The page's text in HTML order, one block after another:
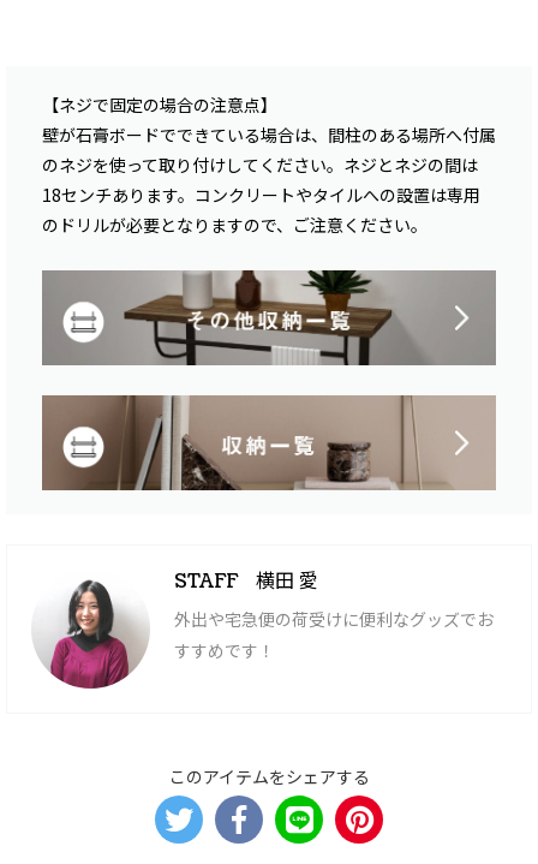
【ネジで固定の場合の注意点】
壁が石膏ボードでできている場合は、間柱のある場所へ付属
のネジを使って取り付けしてください。ネジとネジの間は
18センチあります。コンクリートやタイルへの設置は専用
のドリルが必要となりますので、ご注意ください。
STAFF 横田 愛
外出や宅急便の荷受けに便利なグッズでお
すすめです！
このアイテムをシェアする